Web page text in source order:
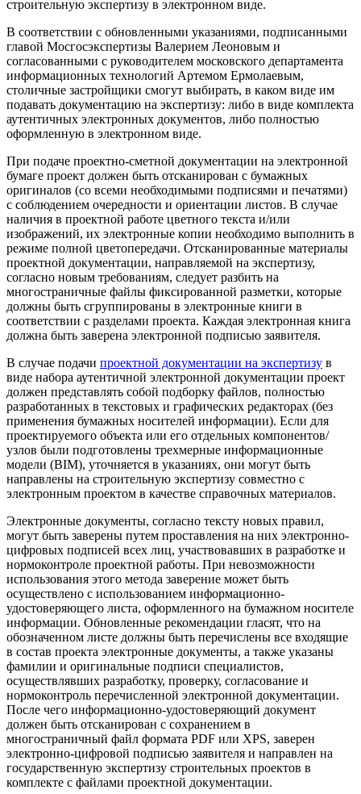
строительную экспертизу в электронном виде.
В соответствии с обновленными указаниями, подписанными
главой Мосгосэкспертизы Валерием Леоновым и
согласованными с руководителем московского департамента
информационных технологий Артемом Ермолаевым,
столичные застройщики смогут выбирать, в каком виде им
подавать документацию на экспертизу: либо в виде комплекта
аутентичных электронных документов, либо полностью
оформленную в электронном виде.
При подаче проектно-сметной документации на электронной
бумаге проект должен быть отсканирован с бумажных
оригиналов (со всеми необходимыми подписями и печатями)
с соблюдением очередности и ориентации листов. В случае
наличия в проектной работе цветного текста и/или
изображений, их электронные копии необходимо выполнить в
режиме полной цветопередачи. Отсканированные материалы
проектной документации, направляемой на экспертизу,
согласно новым требованиям, следует разбить на
многостраничные файлы фиксированной разметки, которые
должны быть сгруппированы в электронные книги в
соответствии с разделами проекта. Каждая электронная книга
должна быть заверена электронной подписью заявителя.
В случае подачи проектной документации на экспертизу в
виде набора аутентичной электронной документации проект
должен представлять собой подборку файлов, полностью
разработанных в текстовых и графических редакторах (без
применения бумажных носителей информации). Если для
проектируемого объекта или его отдельных компонентов/
узлов были подготовлены трехмерные информационные
модели (BIM), уточняется в указаниях, они могут быть
направлены на строительную экспертизу совместно с
электронным проектом в качестве справочных материалов.
Электронные документы, согласно тексту новых правил,
могут быть заверены путем проставления на них электронно-
цифровых подписей всех лиц, участвовавших в разработке и
нормоконтроле проектной работы. При невозможности
использования этого метода заверение может быть
осуществлено с использованием информационно-
удостоверяющего листа, оформленного на бумажном носителе
информации. Обновленные рекомендации гласят, что на
обозначенном листе должны быть перечислены все входящие
в состав проекта электронные документы, а также указаны
фамилии и оригинальные подписи специалистов,
осуществлявших разработку, проверку, согласование и
нормоконтроль перечисленной электронной документации.
После чего информационно-удостоверяющий документ
должен быть отсканирован с сохранением в
многостраничный файл формата PDF или XPS, заверен
электронно-цифровой подписью заявителя и направлен на
государственную экспертизу строительных проектов в
комплекте с файлами проектной документации.